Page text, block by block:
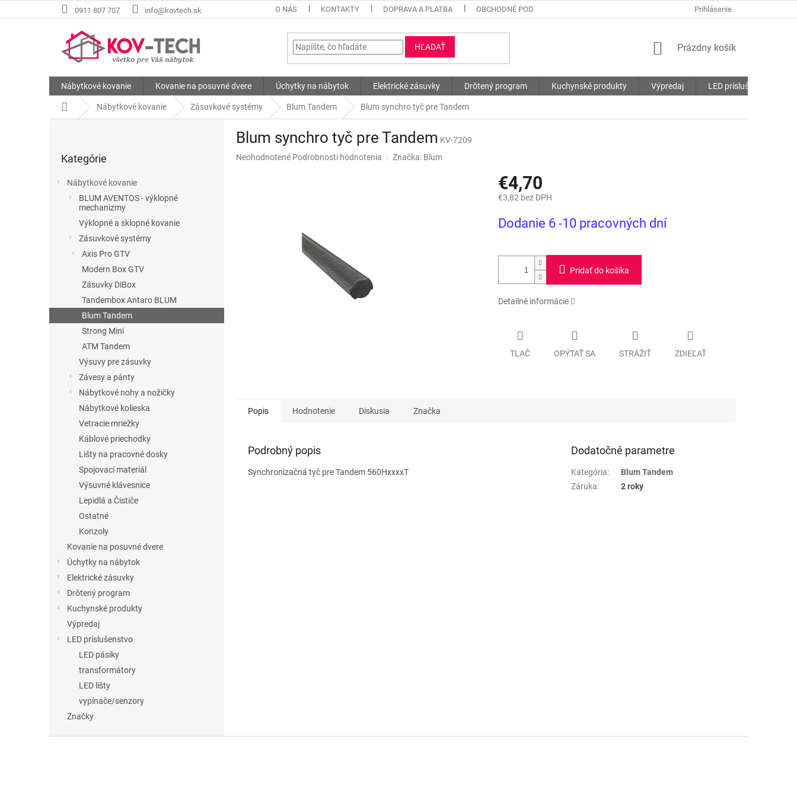
na
0911 807 707 info@kovtech.sk O NÁS KONTAKTY DOPRAVA A PLATBA OBCHODNÉ PODMIENKY SÚBORY COOKIES
Prihlásenie
HĽADAŤ
NÁKUPNÝ
Prázdny košík
Nábytkové kovanie Kovanie na posuvné dvere Úchytky na nábytok Elektrické zásuvky Drôtený program Kuchynské produkty Výpredaj LED príslušenstvo
DomovNábytkové kovanie Zásuvkové systémy Blum Tandem Blum synchro tyč pre Tandem
kategórie
Kategórie
Nábytkové kovanie
BLUM AVENTOS - výklopné
mechanizmy
Výklopné a sklopné kovanie
Zásuvkové systémy
Axis Pro GTV
Modern Box GTV
Zásuvky DiBox
Tandembox Antaro BLUM
Blum Tandem
Strong Mini
ATM Tandem
Výsuvy pre zásuvky
Závesy a pánty
Nábytkové nohy a nožičky
Nábytkové kolieska
Vetracie mriežky
Káblové priechodky
Lišty na pracovné dosky
Spojovací materiál
Výsuvné klávesnice
Lepidlá a Čističe
Ostatné
Konzoly
Kovanie na posuvné dvere
Úchytky na nábytok
Elektrické zásuvky
Drôtený program
Kuchynské produkty
Výpredaj
LED príslušenstvo
LED pásiky
transformátory
LED lišty
vypínače/senzory
Značky
Blum synchro tyč pre Tandem KV-7209
Priemerné
Neohodnotené Podrobnosti hodnotenia Značka: Blum
€4,70
€3,82 bez DPH
cena:
Dodanie 6 -10 pracovných dní
Pridať do košíka
Detailné informácie
TLAČ OPÝTAŤ SA STRÁŽIŤ ZDIEĽAŤ
Popis Hodnotenie Diskusia Značka
Podrobný popis
Synchronizačná tyč pre Tandem 560HxxxxT
Dodatočné parametre
Kategória:
Blum Tandem
Záruka: 2 roky